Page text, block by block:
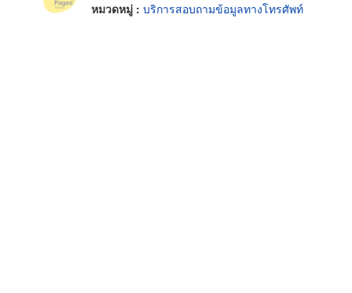
หมวดหมู่ : บริการสอบถามข้อมูลทางโทรศัพท์